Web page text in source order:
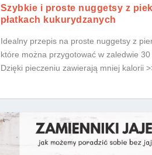
Szybkie i proste nuggetsy z
płatkach kukurydzanych
Idealny przepis na proste nuggetsy z
które można przygotować w zaledwie 30
Dzięki pieczeniu zawierają mniej kalorii